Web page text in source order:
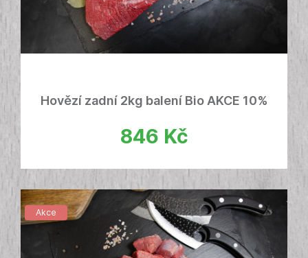
Hovězí zadní 2kg balení Bio AKCE 10%
846 Kč
Akce